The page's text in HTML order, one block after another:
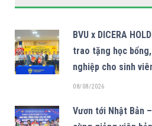
BVU x DICERA
trao tặng học
nghiệp cho sinh
08/08/2026
Vươn tới Nhật Bản